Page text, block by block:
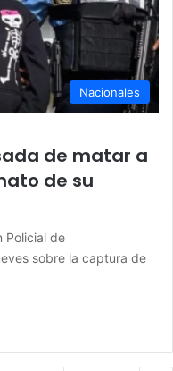
Nacionales
de matar a
de su
Policial de
sobre la captura de